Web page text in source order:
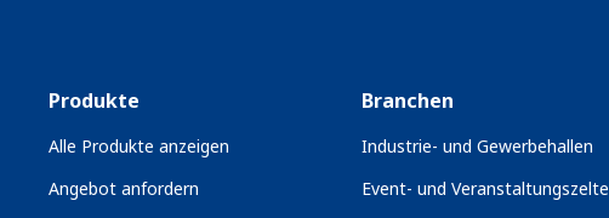
Produkte
Alle Produkte anzeigen
Angebot anfordern
Branchen
Industrie- und Gewerbehallen
Event- und Veranstaltungszelte